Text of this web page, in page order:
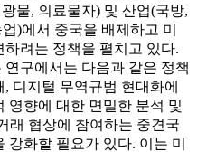
물, 의료물자) 및 산업(국방,
)에서 중국을 배제하고 미
려는 정책을 펼치고 있다.
구에서는 다음과 같은 정책
디지털 무역규범 현대화에
영향에 대한 면밀한 분석 및
래 협상에 참여하는 중견국
화할 필요가 있다. 이는 미